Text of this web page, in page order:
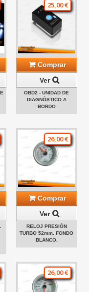
25,00 €
Comprar
Ver
OBD2 - UNIDAD DE
DIAGNÓSTICO A
BORDO
26,00 €
Comprar
Ver
RELOJ PRESIÓN
TURBO 52mm. FONDO
BLANCO.
26,00 €